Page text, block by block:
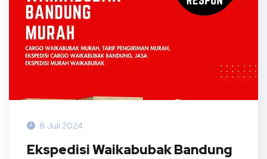
8 Juli 2024
Ekspedisi Waikabubak Bandung